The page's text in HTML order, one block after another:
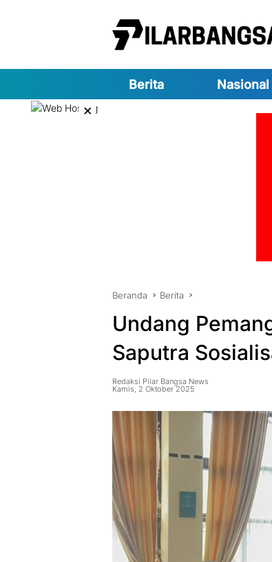
Berita Nasional
×
Beranda Berita
Undang
Saputra
Redaksi Pilar Bangsa News
Kamis, 2 Oktober 2025